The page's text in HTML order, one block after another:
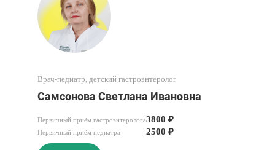
Врач-педиатр, детский гастроэнтеролог
Самсонова Светлана Ивановна
Первичный приём гастроэнтеролога3800 ₽
Первичный приём педиатра 2500 ₽